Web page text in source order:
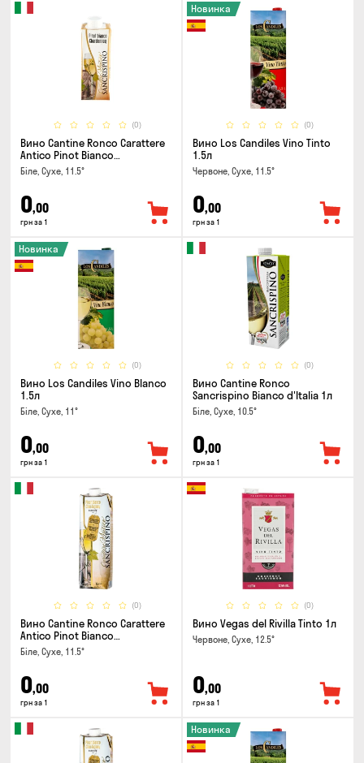
(0)
Вино Cantine Ronco Carattere
Antico Pinot Bianco
Chardonnay Rubicone IGT 0.25л
Біле, Сухе, 11.5°
0,00
грн за 1
(0)
Новинка
Вино Los Candiles Vino Tinto
1.5л
Червоне, Сухе, 11.5°
0,00
грн за 1
(0)
Новинка
Вино Los Candiles Vino Blanco
1.5л
Біле, Сухе, 11°
0,00
грн за 1
(0)
Вино Cantine Ronco
Sancrispino Bianco d'Italia 1л
Біле, Сухе, 10.5°
0,00
грн за 1
(0)
Вино Cantine Ronco Carattere
Antico Pinot Bianco
Chardonnay Rubicone IGT 1л
Біле, Сухе, 11.5°
0,00
грн за 1
(0)
Вино Vegas del Rivilla Tinto 1л
Червоне, Сухе, 12.5°
0,00
грн за 1
Новинка